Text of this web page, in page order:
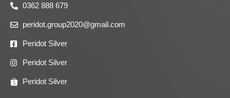
0362 888 679
peridot.group2020@gmail.com
Peridot Silver
Peridot Silver
Peridot Silver